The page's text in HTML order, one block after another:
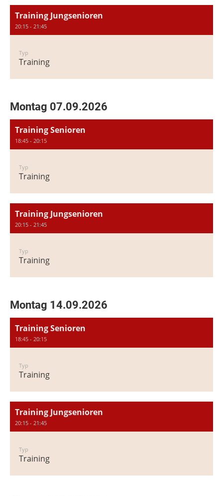
Training Jungsenioren
20:15 - 21:45
Typ
Training
Montag 07.09.2026
Training Senioren
18:45 - 20:15
Typ
Training
Training Jungsenioren
20:15 - 21:45
Typ
Training
Montag 14.09.2026
Training Senioren
18:45 - 20:15
Typ
Training
Training Jungsenioren
20:15 - 21:45
Typ
Training